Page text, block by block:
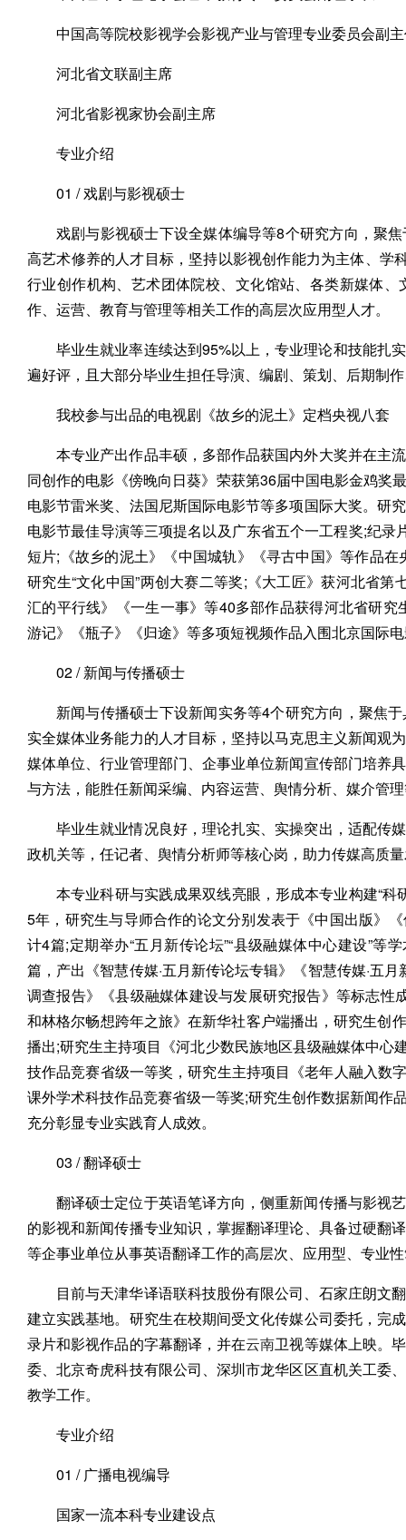
中国高等院校影视学会影视产业与管理专业委员会副
河北省文联副主席
河北省影视家协会副主席
专业介绍
01 / 戏剧与影视硕士
戏剧与影视硕士下设全媒体编导等8个研究方向，聚
高艺术修养的人才目标，坚持以影视创作能力为主体、学
行业创作机构、艺术团体院校、文化馆站、各类新媒体
作、运营、教育与管理等相关工作的高层次应用型人才。
毕业生就业率连续达到95%以上，专业理论和技能扎
遍好评，且大部分毕业生担任导演、编剧、策划、后期制
我校参与出品的电视剧《故乡的泥土》定档央视八套
本专业产出作品丰硕，多部作品获国内外大奖并在主
同创作的电影《傍晚向日葵》荣获第36届中国电影金鸡奖
电影节雷米奖、法国尼斯国际电影节等多项国际大奖。研
电影节最佳导演等三项提名以及广东省五个一工程奖;纪
短片;《故乡的泥土》《中国城轨》《寻古中国》等作品
研究生“文化中国”两创大赛二等奖;《大工匠》获河北省
汇的平行线》《一生一事》等40多部作品获得河北省研
游记》《瓶子》《归途》等多项短视频作品入围北京国际
02 / 新闻与传播硕士
新闻与传播硕士下设新闻实务等4个研究方向，聚焦
实全媒体业务能力的人才目标，坚持以马克思主义新闻观
媒体单位、行业管理部门、企事业单位新闻宣传部门培养
与方法，能胜任新闻采编、内容运营、舆情分析、媒介管
毕业生就业情况良好，理论扎实、实操突出，适配传
政机关等，任记者、舆情分析师等核心岗，助力传媒高质
本专业科研与实践成果双线亮眼，形成本专业构建“
5年，研究生与导师合作的论文分别发表于《中国出版》
计4篇;定期举办“五月新传论坛”“县级融媒体中心建设”
篇，产出《智慧传媒·五月新传论坛专辑》《智慧传媒·五
调查报告》《县级融媒体建设与发展研究报告》等标志
和林格尔畅想跨年之旅》在新华社客户端播出，研究生创
播出;研究生主持项目《河北少数民族地区县级融媒体中心
技作品竞赛省级一等奖，研究生主持项目《老年人融入数
课外学术科技作品竞赛省级一等奖;研究生创作数据新闻作
充分彰显专业实践育人成效。
03 / 翻译硕士
翻译硕士定位于英语笔译方向，侧重新闻传播与影视
的影视和新闻传播专业知识，掌握翻译理论、具备过硬翻
等企事业单位从事英语翻译工作的高层次、应用型、专业
目前与天津华译语联科技股份有限公司、石家庄朗文
建立实践基地。研究生在校期间受文化传媒公司委托，完
录片和影视作品的字幕翻译，并在云南卫视等媒体上映。
委、北京奇虎科技有限公司、深圳市龙华区区直机关工委
教学工作。
专业介绍
01 / 广播电视编导
国家一流本科专业建设点